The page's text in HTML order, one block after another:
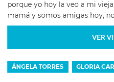
porque yo hoy la veo a mi
mamá y somos amigas hoy,
VER
ÁNGELA TORRES GLORIA